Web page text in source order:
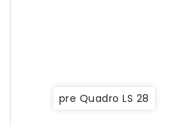
pre Quadro LS 28